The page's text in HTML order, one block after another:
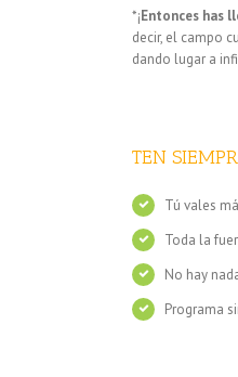
*¡Entonces has
decir, el campo
dando lugar a
TEN
Tú vales
Toda la
No hay
Programa